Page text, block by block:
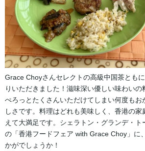
Grace Choyさんセレクトの高級中国茶とも
りいただきました！滋味深い優しい味わい
ぺろっとたくさんいただけてしまい何度もお
しさです。料理はどれも美味しく、香港の家
えて大満足です。シェラトン・グランデ・
の「香港フードフェア with Grace Choy」に
かがでしょうか！